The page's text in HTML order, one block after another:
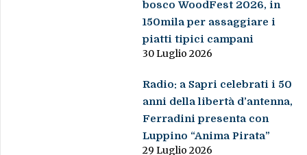
bosco WoodFest 2026, in
150mila per assaggiare i
piatti tipici campani
30 Luglio 2026
Radio: a Sapri celebrati i 50
anni della libertà d’antenna,
Ferradini presenta con
Luppino “Anima Pirata”
29 Luglio 2026